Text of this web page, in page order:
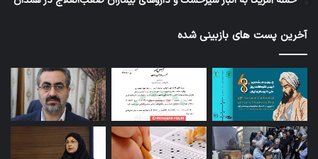
آخرین پست های بازبینی شده